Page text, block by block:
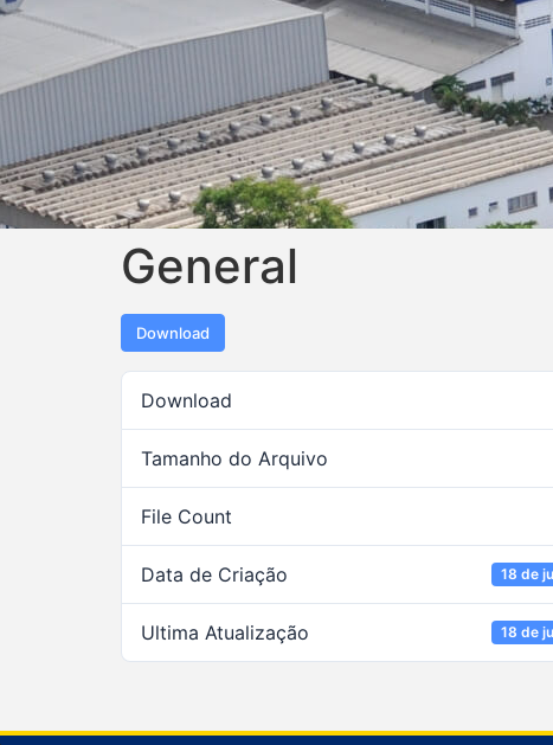
General
Download
Download
Tamanho do Arquivo
File Count
Data de Criação 18 de
Ultima Atualização 18 de